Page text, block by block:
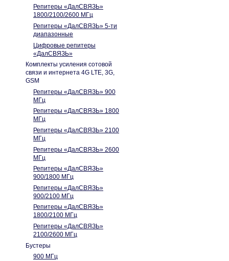
Репитеры «ДалСВЯЗЬ»
1800/2100/2600 МГц
Репитеры «ДалСВЯЗЬ» 5-ти
диапазонные
Цифровые репитеры
«ДалСВЯЗЬ»
Комплекты усиления сотовой
связи и интернета 4G LTE, 3G,
GSM
Репитеры «ДалСВЯЗЬ» 900
МГц
Репитеры «ДалСВЯЗЬ» 1800
МГц
Репитеры «ДалСВЯЗЬ» 2100
МГц
Репитеры «ДалСВЯЗЬ» 2600
МГц
Репитеры «ДалСВЯЗЬ»
900/1800 МГц
Репитеры «ДалСВЯЗЬ»
900/2100 МГц
Репитеры «ДалСВЯЗЬ»
1800/2100 МГц
Репитеры «ДалСВЯЗЬ»
2100/2600 МГц
Бустеры
900 МГц